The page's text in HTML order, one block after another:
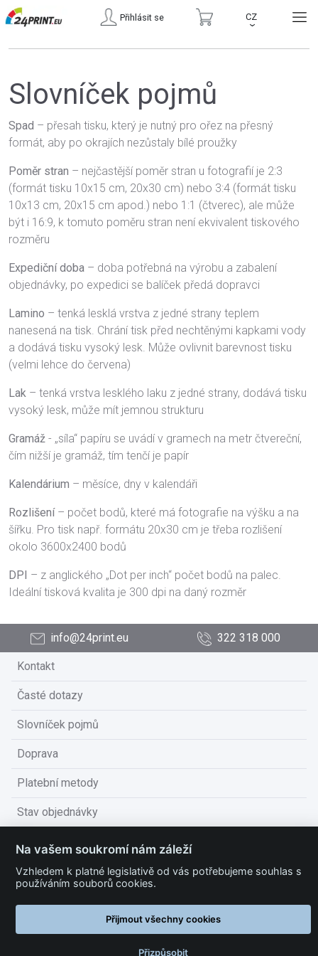
Přihlásit se CZ
›
Slovníček pojmů
Spad – přesah tisku, který je nutný pro ořez na přesný
formát, aby po okrajích nezůstaly bílé proužky
Poměr stran – nejčastější poměr stran u fotografií je 2:3
(formát tisku 10x15 cm, 20x30 cm) nebo 3:4 (formát tisku
10x13 cm, 20x15 cm apod.) nebo 1:1 (čtverec), ale může
být i 16:9, k tomuto poměru stran není ekvivalent tiskového
rozměru
Expediční doba – doba potřebná na výrobu a zabalení
objednávky, po expedici se balíček předá dopravci
Lamino – tenká lesklá vrstva z jedné strany teplem
nanesená na tisk. Chrání tisk před nechtěnými kapkami vody
a dodává tisku vysoký lesk. Může ovlivnit barevnost tisku
(velmi lehce do červena)
Lak – tenká vrstva lesklého laku z jedné strany, dodává tisku
vysoký lesk, může mít jemnou strukturu
Gramáž - „síla“ papíru se uvádí v gramech na metr čtvereční,
čím nižší je gramáž, tím tenčí je papír
Kalendárium – měsíce, dny v kalendáři
Rozlišení– počet bodů, které má fotografie na výšku a na
šířku. Pro tisk např. formátu 20x30 cm je třeba rozlišení
okolo 3600x2400 bodů
DPI – z anglického „Dot per inch“ počet bodů na palec.
Ideální tisková kvalita je 300 dpi na daný rozměr
info@24print.eu 322 318 000
Kontakt
Časté dotazy
Slovníček pojmů
Doprava
Platební metody
Stav objednávky
Obchodní podmínky
Technické podmínky
Na vašem soukromí nám záleží
Vzhledem k platné legislativě od vás potřebujeme souhlas s
používáním souborů cookies.
Přijmout všechny cookies
Přizpůsobit